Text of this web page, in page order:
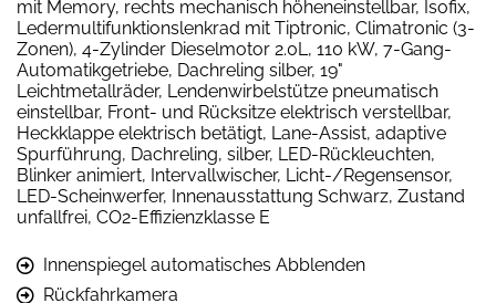
mit Memory, rechts mechanisch höheneinstellbar, Isofix,
Ledermultifunktionslenkrad mit Tiptronic, Climatronic (3-
Zonen), 4-Zylinder Dieselmotor 2.0L, 110 kW, 7-Gang-
Automatikgetriebe, Dachreling silber, 19"
Leichtmetallräder, Lendenwirbelstütze pneumatisch
einstellbar, Front- und Rücksitze elektrisch verstellbar,
Heckklappe elektrisch betätigt, Lane-Assist, adaptive
Spurführung, Dachreling, silber, LED-Rückleuchten,
Blinker animiert, Intervallwischer, Licht-/Regensensor,
LED-Scheinwerfer, Innenausstattung Schwarz, Zustand
unfallfrei, CO2-Effizienzklasse E
Innenspiegel automatisches Abblenden
Rückfahrkamera